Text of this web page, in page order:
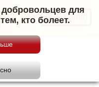
для
кто болеет.Меню